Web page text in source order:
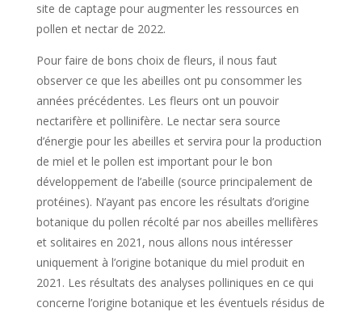
site de captage pour augmenter les ressources en
pollen et nectar de 2022.
Pour faire de bons choix de fleurs, il nous faut
observer ce que les abeilles ont pu consommer les
années précédentes. Les fleurs ont un pouvoir
nectarifère et pollinifère. Le nectar sera source
d’énergie pour les abeilles et servira pour la production
de miel et le pollen est important pour le bon
développement de l’abeille (source principalement de
protéines). N’ayant pas encore les résultats d’origine
botanique du pollen récolté par nos abeilles mellifères
et solitaires en 2021, nous allons nous intéresser
uniquement à l’origine botanique du miel produit en
2021. Les résultats des analyses polliniques en ce qui
concerne l’origine botanique et les éventuels résidus de